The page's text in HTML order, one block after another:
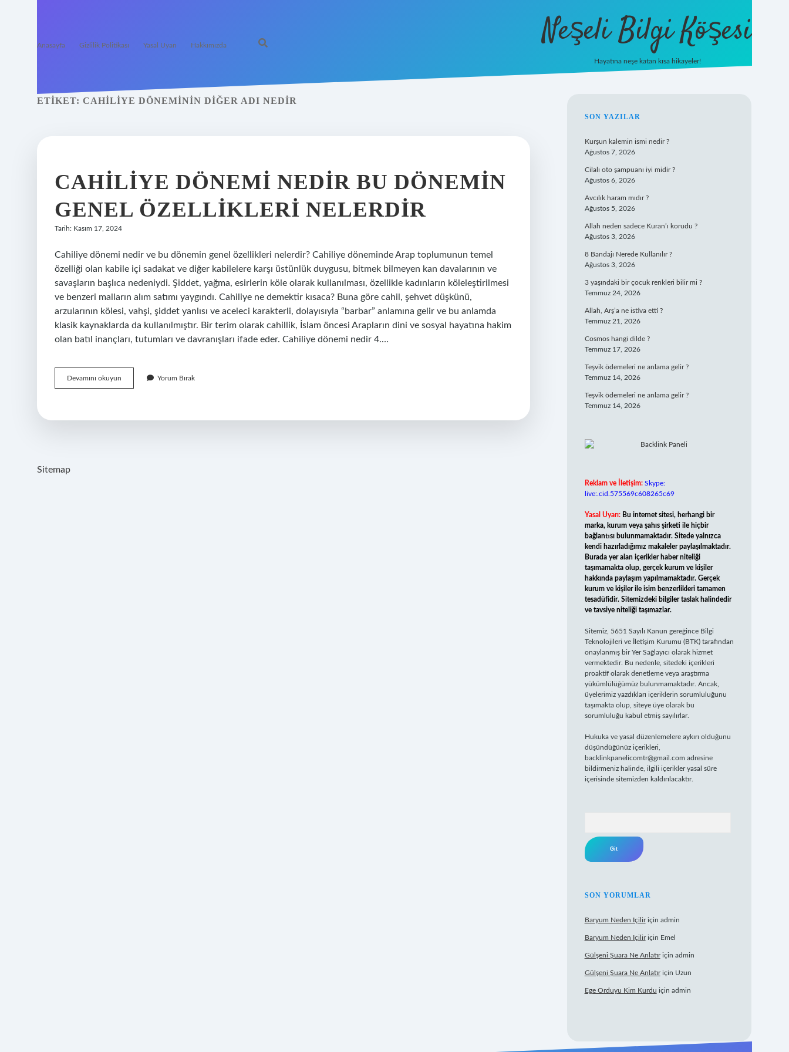
Anasayfa Gizlilik Politikası Yasal Uyarı Hakkımızda Neşeli Bilgi Köşesi
Hayatına neşe katan kısa hikayeler!
ETIKET: CAHILIYE DÖNEMININ DIĞER ADI NEDIR
CAHILIYE DÖNEMI NEDIR BU DÖNEMIN
GENEL ÖZELLIKLERI NELERDIR
Tarih: Kasım 17, 2024
Cahiliye dönemi nedir ve bu dönemin genel özellikleri nelerdir? Cahiliye döneminde Arap toplumunun temel
özelliği olan kabile içi sadakat ve diğer kabilelere karşı üstünlük duygusu, bitmek bilmeyen kan davalarının ve
savaşların başlıca nedeniydi. Şiddet, yağma, esirlerin köle olarak kullanılması, özellikle kadınların köleleştirilmesi
ve benzeri malların alım satımı yaygındı. Cahiliye ne demektir kısaca? Buna göre cahil, şehvet düşkünü,
arzularının kölesi, vahşi, şiddet yanlısı ve aceleci karakterli, dolayısıyla “barbar” anlamına gelir ve bu anlamda
klasik kaynaklarda da kullanılmıştır. Bir terim olarak cahillik, İslam öncesi Arapların dini ve sosyal hayatına hakim
olan batıl inançları, tutumları ve davranışları ifade eder. Cahiliye dönemi nedir 4.…
Devamını okuyun
Dönemi
Dönemin
Yorum Bırak
Sitemap
SIDEBAR
SON YAZILAR
Kurşun kalemin ismi nedir ?
Ağustos 7, 2026
Cilalı oto şampuanı iyi midir ?
Ağustos 6, 2026
Avcılık haram mıdır ?
Ağustos 5, 2026
Allah neden sadece Kuran’ı korudu ?
Ağustos 3, 2026
8 Bandajı Nerede Kullanılır ?
Ağustos 3, 2026
3 yaşındaki bir çocuk renkleri bilir mi ?
Temmuz 24, 2026
Allah, Arş’a ne istiva etti ?
Temmuz 21, 2026
Cosmos hangi dilde ?
Temmuz 17, 2026
Teşvik ödemeleri ne anlama gelir ?
Temmuz 14, 2026
Teşvik ödemeleri ne anlama gelir ?
Temmuz 14, 2026
Reklam ve İletişim: Skype:
live:.cid.575569c608265c69
Yasal Uyarı: Bu internet sitesi, herhangi bir
marka, kurum veya şahıs şirketi ile hiçbir
bağlantısı bulunmamaktadır. Sitede yalnızca
kendi hazırladığımız makaleler paylaşılmaktadır.
Burada yer alan içerikler haber niteliği
taşımamakta olup, gerçek kurum ve kişiler
hakkında paylaşım yapılmamaktadır. Gerçek
kurum ve kişiler ile isim benzerlikleri tamamen
tesadüfidir. Sitemizdeki bilgiler taslak halindedir
ve tavsiye niteliği taşımazlar.
Sitemiz, 5651 Sayılı Kanun gereğince Bilgi
Teknolojileri ve İletişim Kurumu (BTK) tarafından
onaylanmış bir Yer Sağlayıcı olarak hizmet
vermektedir. Bu nedenle, sitedeki içerikleri
proaktif olarak denetleme veya araştırma
yükümlülüğümüz bulunmamaktadır. Ancak,
üyelerimiz yazdıkları içeriklerin sorumluluğunu
taşımakta olup, siteye üye olarak bu
sorumluluğu kabul etmiş sayılırlar.
Hukuka ve yasal düzenlemelere aykırı olduğunu
düşündüğünüz içerikleri,
backlinkpanelicomtr@gmail.com adresine
bildirmeniz halinde, ilgili içerikler yasal süre
içerisinde sitemizden kaldırılacaktır.
SON YORUMLAR
Baryum Neden Içiliriçin admin
Baryum Neden Içiliriçin Emel
Gülşeni Şuara Ne Anlatıriçin admin
Gülşeni Şuara Ne Anlatıriçin Uzun
Ege Orduyu Kim Kurdu için admin